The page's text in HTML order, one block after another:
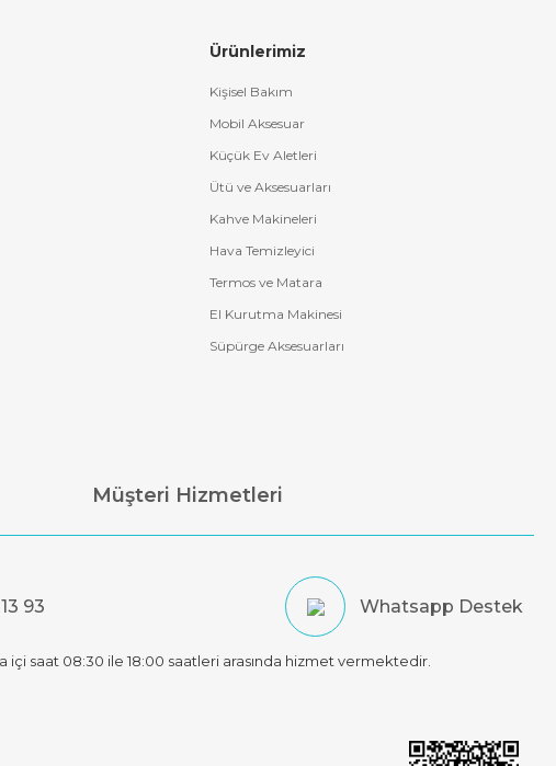
Ürünlerimiz
Kişisel Bakım
Mobil Aksesuar
Küçük Ev Aletleri
Ütü ve Aksesuarları
Kahve Makineleri
Hava Temizleyici
Termos ve Matara
El Kurutma Makinesi
Süpürge Aksesuarları
Müşteri Hizmetleri
93 Whatsapp Destek
içi saat 08:30 ile 18:00 saatleri arasında hizmet vermektedir.